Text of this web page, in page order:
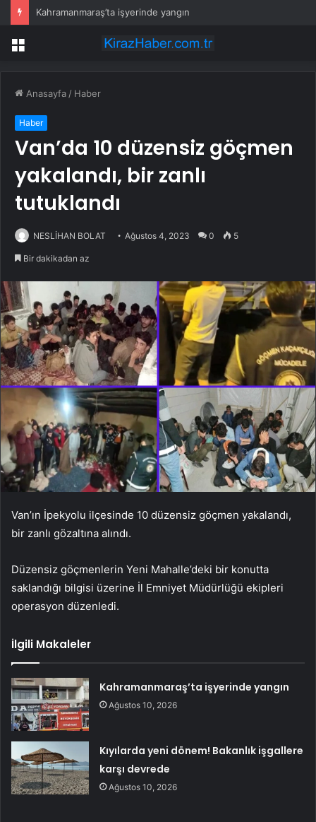
Kahramanmaraş’ta işyerinde yangın
Menü
Anasayfa / Haber
Haber
Van’da 10 düzensiz göçmen
yakalandı, bir zanlı
tutuklandı
NESLİHAN BOLAT Ağustos 4, 2023 0 5
Bir dakikadan az
Van’ın İpekyolu ilçesinde 10 düzensiz göçmen yakalandı,
bir zanlı gözaltına alındı.
Düzensiz göçmenlerin Yeni Mahalle’deki bir konutta
saklandığı bilgisi üzerine İl Emniyet Müdürlüğü ekipleri
operasyon düzenledi.
İlgili Makaleler
Kahramanmaraş’ta işyerinde yangın
Ağustos 10, 2026
Kıyılarda yeni dönem! Bakanlık işgallere
karşı devrede
Ağustos 10, 2026